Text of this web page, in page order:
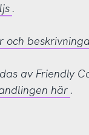
.
och
av Friendly
här .